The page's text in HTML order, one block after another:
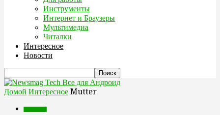
Инструменты
Интернет и Браузеры
Мультимедиа
Читалки
Интересное
Новости
Все для Андроид
Домой Интересное Mutter